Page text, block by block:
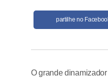
partilhe no
O grande